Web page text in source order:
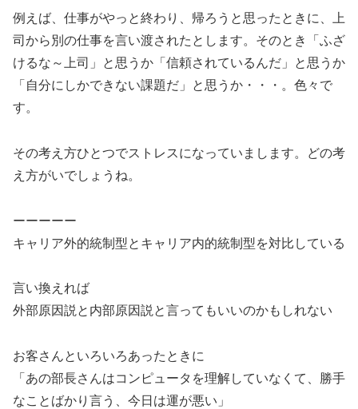
例えば、仕事がやっと終わり、帰ろうと思ったときに、上
司から別の仕事を言い渡されたとします。そのとき「ふざ
けるな～上司」と思うか「信頼されているんだ」と思うか
「自分にしかできない課題だ」と思うか・・・。色々で
す。
その考え方ひとつでストレスになっていまします。どの考
え方がいでしょうね。
ーーーーー
キャリア外的統制型とキャリア内的統制型を対比している
言い換えれば
外部原因説と内部原因説と言ってもいいのかもしれない
お客さんといろいろあったときに
「あの部長さんはコンピュータを理解していなくて、勝手
なことばかり言う、今日は運が悪い」